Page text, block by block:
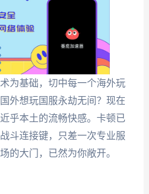
为基础，切中每一个海外玩
外想玩国服永劫无间？现在
乎本土的流畅快感。卡顿已
斗连接键，只差一次专业服
的大门，已然为你敞开。